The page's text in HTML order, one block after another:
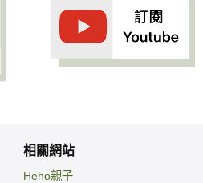
相關網站
Heho親子